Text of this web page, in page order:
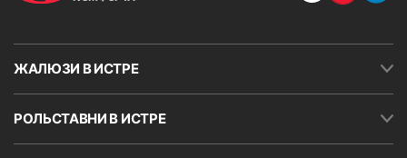
ЖАЛЮЗИ В ИСТРЕ
РОЛЬСТАВНИ В ИСТРЕ